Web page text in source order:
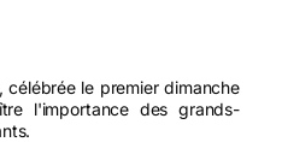
le premier dimanche
l'importance des grands-